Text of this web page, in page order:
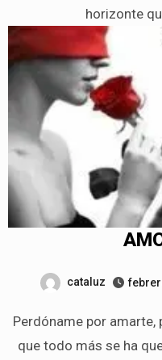
horizonte
cataluz
Perdóname por amarte, porque hayas sido en mi vida lo
que todo más se ha